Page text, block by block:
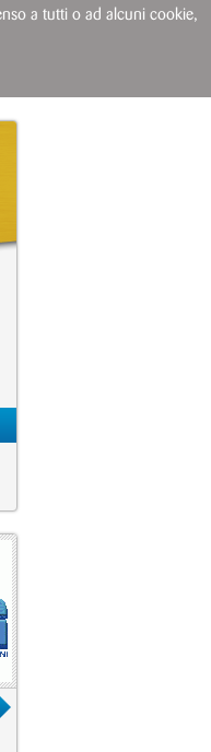
a tutti o ad alcuni cookie,